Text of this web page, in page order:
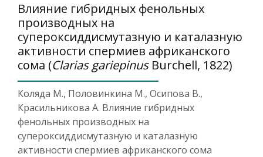
Влияние гибридных фенольных
производных на
супероксиддисмутазную и каталазную
активности спермиев африканского
сома (Clarias gariepinusBurchell, 1822)
Коляда М., Половинкина М., Осипова В.,
Красильникова А. Влияние гибридных
фенольных производных на
супероксиддисмутазную и каталазную
активности спермиев африканского сома